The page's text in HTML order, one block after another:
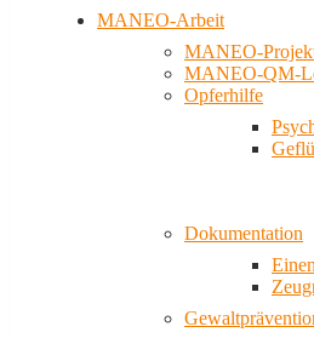
MANEO-Arbeit
MANEO-
MANEO-QM-
Opferhilfe
Dokumentation